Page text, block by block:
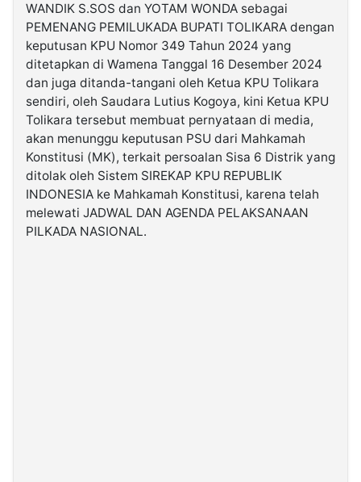
Kabarbaru
Media
Holding
WANDIK S.SOS dan YOTAM WONDA sebagai
PEMENANG PEMILUKADA BUPATI TOLIKARA dengan
keputusan KPU Nomor 349 Tahun 2024 yang
ditetapkan di Wamena Tanggal 16 Desember 2024
dan juga ditanda-tangani oleh Ketua KPU Tolikara
sendiri, oleh Saudara Lutius Kogoya, kini Ketua KPU
Tolikara tersebut membuat pernyataan di media,
akan menunggu keputusan PSU dari Mahkamah
Konstitusi (MK), terkait persoalan Sisa 6 Distrik yang
ditolak oleh Sistem SIREKAP KPU REPUBLIK
INDONESIA ke Mahkamah Konstitusi, karena telah
melewati JADWAL DAN AGENDA PELAKSANAAN
PILKADA NASIONAL.